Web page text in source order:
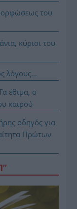
του
κύριοι του
λόγους…
έθιμα, ο
καιρού
οδηγός για
Πρώτων